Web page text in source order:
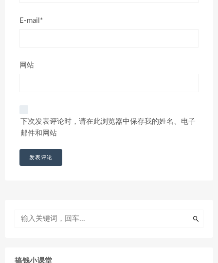
E-mail*
网站
下次发表评论时，请在此浏览器中保存我的姓名、电子
邮件和网站
搞钱小课堂